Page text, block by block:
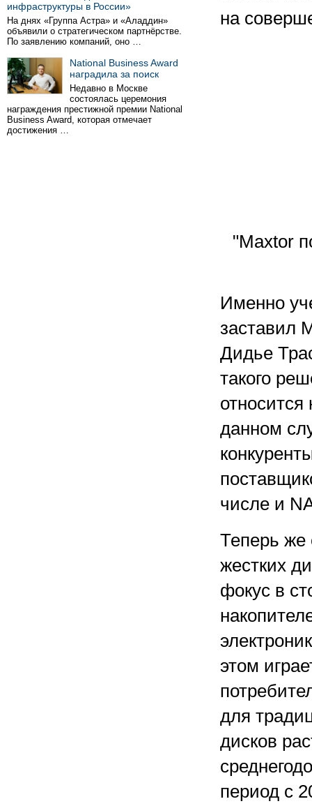
инфраструктуры в России»
На днях «Группа Астра» и «Аладдин»
объявили о стратегическом партнёрстве.
По заявлению компаний, оно …
National Business Award
наградила за поиск
Недавно в Москве
состоялась церемония
награждения престижной премии National
Business Award, которая отмечает
достижения …
на
"Maxtor
Именно
заставил
Дидье
такого
данном
числе и
Теперь же
жестких
фокус в
этом
для
дисков
период с